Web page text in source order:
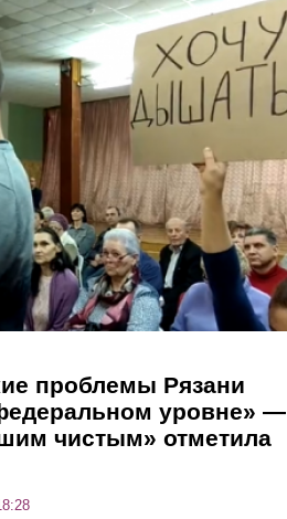
проблемы Рязани
уровне» —
чистым» отметила